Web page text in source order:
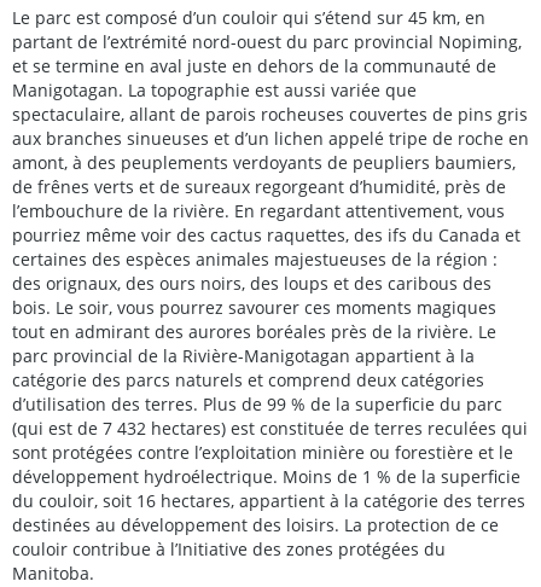
Le parc est composé d’un couloir qui s’étend sur 45 km, en
partant de l’extrémité nord-ouest du parc provincial Nopiming,
et se termine en aval juste en dehors de la communauté de
Manigotagan. La topographie est aussi variée que
spectaculaire, allant de parois rocheuses couvertes de pins gris
aux branches sinueuses et d’un lichen appelé tripe de roche en
amont, à des peuplements verdoyants de peupliers baumiers,
de frênes verts et de sureaux regorgeant d’humidité, près de
l’embouchure de la rivière. En regardant attentivement, vous
pourriez même voir des cactus raquettes, des ifs du Canada et
certaines des espèces animales majestueuses de la région :
des orignaux, des ours noirs, des loups et des caribous des
bois. Le soir, vous pourrez savourer ces moments magiques
tout en admirant des aurores boréales près de la rivière. Le
parc provincial de la Rivière-Manigotagan appartient à la
catégorie des parcs naturels et comprend deux catégories
d’utilisation des terres. Plus de 99 % de la superficie du parc
(qui est de 7 432 hectares) est constituée de terres reculées qui
sont protégées contre l’exploitation minière ou forestière et le
développement hydroélectrique. Moins de 1 % de la superficie
du couloir, soit 16 hectares, appartient à la catégorie des terres
destinées au développement des loisirs. La protection de ce
couloir contribue à l’Initiative des zones protégées du
Manitoba.